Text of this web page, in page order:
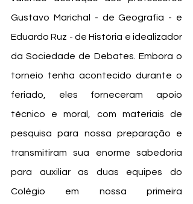
Gustavo Marichal - de Geografia - e
Eduardo Ruz - de História e idealizador
da Sociedade de Debates. Embora o
torneio tenha acontecido durante o
feriado, eles forneceram apoio
técnico e moral, com materiais de
pesquisa para nossa preparação e
transmitiram sua enorme sabedoria
para auxiliar as duas equipes do
Colégio em nossa primeira